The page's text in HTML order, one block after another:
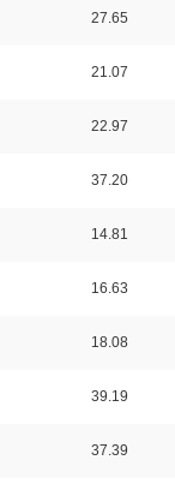
27.65
21.07
22.97
37.20
14.81
16.63
18.08
39.19
37.39